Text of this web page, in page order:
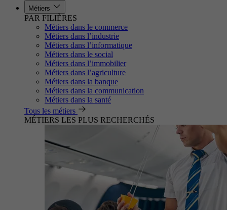
Métiers
PAR FILIÈRES
Métiers dans le commerce
Métiers dans l’industrie
Métiers dans l’informatique
Métiers dans le social
Métiers dans l’immobilier
Métiers dans l’agriculture
Métiers dans la banque
Métiers dans la communication
Métiers dans la santé
Tous les métiers
MÉTIERS LES PLUS RECHERCHÉS